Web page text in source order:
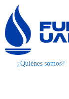
¿Quiénes somos?